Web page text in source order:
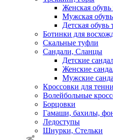
Женская
Мужская
Детская обувь
Ботинки для
Скальные туфли
Сандали, Сланцы
Детские
Женские
Мужские
Кроссовки для
Волейбольные
Борцовки
Гамаши, бахилы,
Ледоступы
Шнурки, Стельки